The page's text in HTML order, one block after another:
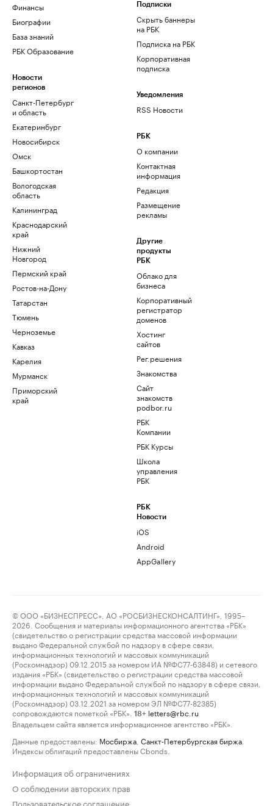
Финансы
Биографии
База знаний
РБК Образование
Новости
регионов
Санкт-Петербург
и область
Екатеринбург
Новосибирск
Омск
Башкортостан
Вологодская
область
Калининград
Краснодарский
край
Нижний
Новгород
Пермский край
Ростов-на-Дону
Татарстан
Тюмень
Черноземье
Кавказ
Карелия
Мурманск
Приморский
край
Подписки
Скрыть баннеры
на РБК
Подписка на РБК
Корпоративная
подписка
Уведомления
RSS Новости
РБК
О компании
Контактная
информация
Редакция
Размещение
рекламы
Другие
продукты
РБК
Облако для
бизнеса
Корпоративный
регистратор
доменов
Хостинг
сайтов
Рег.решения
Знакомства
Сайт
знакомств
podbor.ru
РБК
Компании
РБК Курсы
Школа
управления
РБК
РБК
Новости
iOS
Android
AppGallery
© ООО «БИЗНЕСПРЕСС», АО «РОСБИЗНЕСКОНСАЛТИНГ», 1995–
2026. Сообщения и материалы информационного агентства «РБК»
(свидетельство о регистрации средства массовой информации
выдано Федеральной службой по надзору в сфере связи,
информационных технологий и массовых коммуникаций
(Роскомнадзор) 09.12.2015 за номером ИА №ФС77-63848) и сетевого
издания «РБК» (свидетельство о регистрации средства массовой
информации выдано Федеральной службой по надзору в сфере связи,
информационных технологий и массовых коммуникаций
(Роскомнадзор) 03.12.2021 за номером ЭЛ №ФС77-82385)
сопровождаются пометкой «РБК».
18+ letters@rbc.ru
Владельцем сайта является информационное агентство «РБК».
Данные предоставлены: Мосбиржа Санкт-Петербургская биржа
Индексы облигаций предоставлены Cbonds.
Информация об ограничениях
О соблюдении авторских прав
Пользовательское соглашение